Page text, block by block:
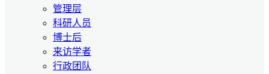
管理层
科研人员
博士后
来访学者
行政团队